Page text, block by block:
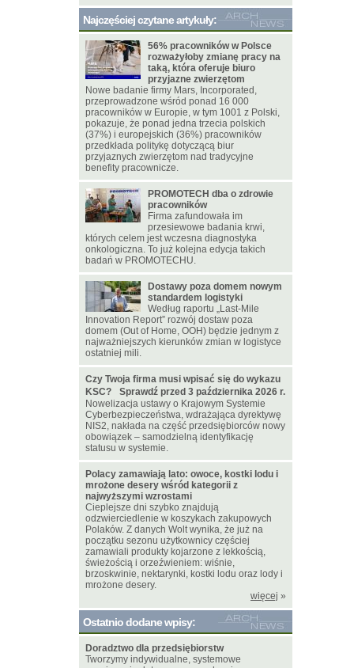
Najczęściej czytane artykuły:
56% pracowników w Polsce
rozważyłoby zmianę pracy na
taką, która oferuje biuro
przyjazne zwierzętom
Nowe badanie firmy Mars, Incorporated,
przeprowadzone wśród ponad 16 000
pracowników w Europie, w tym 1001 z Polski,
pokazuje, że ponad jedna trzecia polskich
(37%) i europejskich (36%) pracowników
przedkłada politykę dotyczącą biur
przyjaznych zwierzętom nad tradycyjne
benefity pracownicze.
PROMOTECH dba o zdrowie
pracowników
Firma zafundowała im
przesiewowe badania krwi,
których celem jest wczesna diagnostyka
onkologiczna. To już kolejna edycja takich
badań w PROMOTECHU.
Dostawy poza domem nowym
standardem logistyki
Według raportu „Last-Mile
Innovation Report” rozwój dostaw poza
domem (Out of Home, OOH) będzie jednym z
najważniejszych kierunków zmian w logistyce
ostatniej mili.
Czy Twoja firma musi wpisać się do wykazu
KSC? Sprawdź przed 3 października 2026 r.
Nowelizacja ustawy o Krajowym Systemie
Cyberbezpieczeństwa, wdrażająca dyrektywę
NIS2, nakłada na część przedsiębiorców nowy
obowiązek – samodzielną identyfikację
statusu w systemie.
Polacy zamawiają lato: owoce, kostki lodu i
mrożone desery wśród kategorii z
najwyższymi wzrostami
Cieplejsze dni szybko znajdują
odzwierciedlenie w koszykach zakupowych
Polaków. Z danych Wolt wynika, że już na
początku sezonu użytkownicy częściej
zamawiali produkty kojarzone z lekkością,
świeżością i orzeźwieniem: wiśnie,
brzoskwinie, nektarynki, kostki lodu oraz lody i
mrożone desery.
więcej »
Ostatnio dodane wpisy:
Doradztwo dla przedsiębiorstw
Tworzymy indywidualne, systemowe